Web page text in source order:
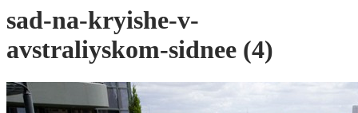
sad-na-kryishe-v-
avstraliyskom-sidnee (4)